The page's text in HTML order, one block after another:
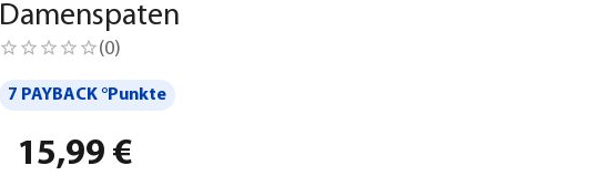
Damenspaten
(0)
7 PAYBACK °Punkte
15,99 €